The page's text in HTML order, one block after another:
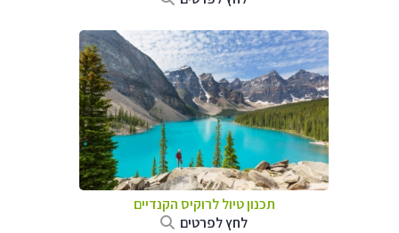
תכנון טיול לרוקיס הקנדיים
לחץ לפרטים